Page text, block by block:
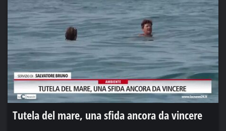
Tutela del mare, una sfida ancora da vincere